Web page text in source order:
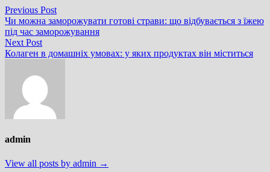
Навігація
записів
Previous PostPrevious
post:
Чи можна заморожувати готові страви: що відбувається з їжею
під час заморожування
Next PostNext
post:
Колаген в домашніх умовах: у яких продуктах він міститься
admin
View all posts by admin →